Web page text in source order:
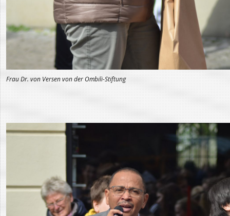
Frau Dr. von Versen von der Ombili-Stiftung